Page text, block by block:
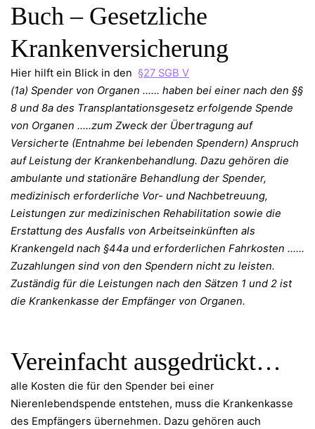
Buch – Gesetzliche
Krankenversicherung
Hier hilft ein Blick in den §27 SGB V
(1a) Spender von Organen …… haben bei einer nach den §§
8 und 8a des Transplantationsgesetz erfolgende Spende
von Organen …..zum Zweck der Übertragung auf
Versicherte (Entnahme bei lebenden Spendern) Anspruch
auf Leistung der Krankenbehandlung. Dazu gehören die
ambulante und stationäre Behandlung der Spender,
medizinisch erforderliche Vor- und Nachbetreuung,
Leistungen zur medizinischen Rehabilitation sowie die
Erstattung des Ausfalls von Arbeitseinkünften als
Krankengeld nach §44a und erforderlichen Fahrkosten ……
Zuzahlungen sind von den Spendern nicht zu leisten.
Zuständig für die Leistungen nach den Sätzen 1 und 2 ist
die Krankenkasse der Empfänger von Organen.
Vereinfacht ausgedrückt…
alle Kosten die für den Spender bei einer
Nierenlebendspende entstehen, muss die Krankenkasse
des Empfängers übernehmen. Dazu gehören auch